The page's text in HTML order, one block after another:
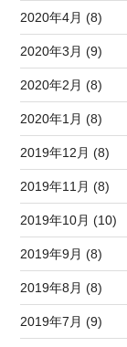
2020年4月 (8)
2020年3月 (9)
2020年2月 (8)
2020年1月 (8)
2019年12月 (8)
2019年11月 (8)
2019年10月 (10)
2019年9月 (8)
2019年8月 (8)
2019年7月 (9)